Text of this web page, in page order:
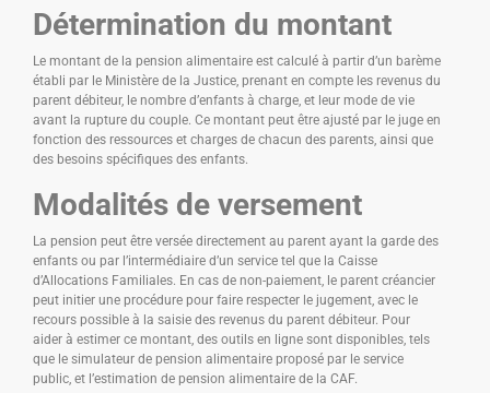
Détermination du montant
Le montant de la pension alimentaire est calculé à partir d’un barème
établi par le Ministère de la Justice, prenant en compte les revenus du
parent débiteur, le nombre d’enfants à charge, et leur mode de vie
avant la rupture du couple. Ce montant peut être ajusté par le juge en
fonction des ressources et charges de chacun des parents, ainsi que
des besoins spécifiques des enfants.
Modalités de versement
La pension peut être versée directement au parent ayant la garde des
enfants ou par l’intermédiaire d’un service tel que la Caisse
d’Allocations Familiales. En cas de non-paiement, le parent créancier
peut initier une procédure pour faire respecter le jugement, avec le
recours possible à la saisie des revenus du parent débiteur. Pour
aider à estimer ce montant, des outils en ligne sont disponibles, tels
que le simulateur de pension alimentaire proposé par le service
public, et l’estimation de pension alimentaire de la CAF.